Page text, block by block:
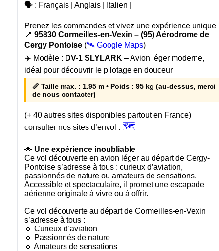
🗣️ : Français | Anglais | Italien |
Prenez les commandes et vivez une expérience unique
📍 95830 Cormeilles-en-Vexin – (95) Aérodrome de
Cergy Pontoise (🛰️ Google Maps)
✈️ Modèle : DV-1 SLYLARK – Avion léger moderne,
idéal pour découvrir le pilotage en douceur
📏 Taille max. : 1.95 m • Poids : 95 kg (au-dessus, merci
de nous contacter)
(+ 40 autres sites disponibles partout en France)
consulter nos sites d’envol : 🗺️
🌟 Une expérience inoubliable
Ce vol découverte en avion léger au départ de Cergy-
Pontoise s’adresse à tous : curieux d’aviation,
passionnés de nature ou amateurs de sensations.
Accessible et spectaculaire, il promet une escapade
aérienne originale à vivre ou à offrir.
Ce vol découverte au départ de Cormeilles-en-Vexin
s’adresse à tous :
🔹 Curieux d’aviation
🔹 Passionnés de nature
🔹 Amateurs de sensations